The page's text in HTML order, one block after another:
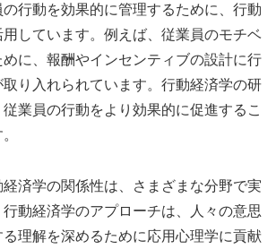
行動を効果的に管理するために、行動
しています。例えば、従業員のモチベ
に、報酬やインセンティブの設計に行
り入れられています。行動経済学の研
業員の行動をより効果的に促進するこ
済学の関係性は、さまざまな分野で実
動経済学のアプローチは、人々の意思
理解を深めるために応用心理学に貢献